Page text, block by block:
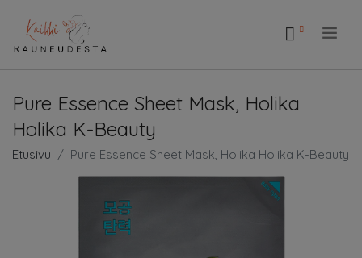
Pure Essence Sheet Mask, Holika
Holika K-Beauty
Etusivu Pure Essence Sheet Mask, Holika Holika K-Beauty